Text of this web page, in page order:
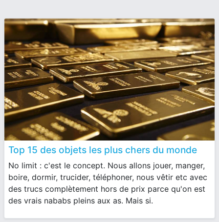
Top 15 des objets les plus chers du monde
No limit : c'est le concept. Nous allons jouer, manger,
boire, dormir, trucider, téléphoner, nous vêtir etc avec
des trucs complètement hors de prix parce qu'on est
des vrais nababs pleins aux as. Mais si.